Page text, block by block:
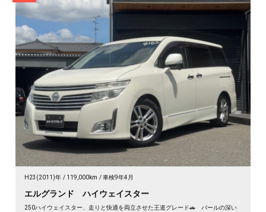
H23(2011)年 119,000km 車検9年4月
エルグランド ハイウェイスター
250ハイウェイスター、走りと快適を両立させた王道グレード🚗 パールの深い